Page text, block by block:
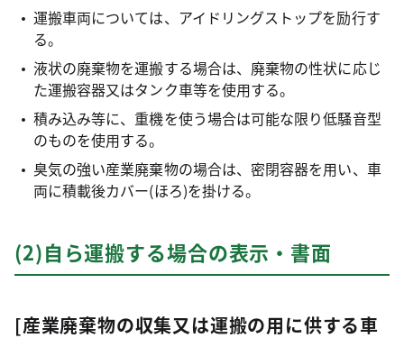
運搬車両については、アイドリングストップを励行す
る。
液状の廃棄物を運搬する場合は、廃棄物の性状に応じ
た運搬容器又はタンク車等を使用する。
積み込み等に、重機を使う場合は可能な限り低騒音型
のものを使用する。
臭気の強い産業廃棄物の場合は、密閉容器を用い、車
両に積載後カバー(ほろ)を掛ける。
(2)自ら運搬する場合の表示・書面
[産業廃棄物の収集又は運搬の用に供する車